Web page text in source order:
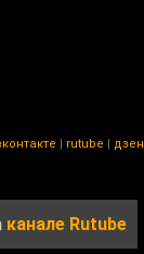
| rutube | дзен
канале Rutube